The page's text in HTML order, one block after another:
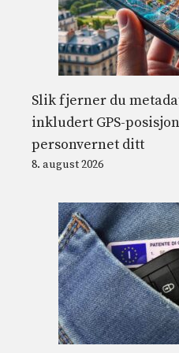
Slik fjerner du
inkludert GPS-
personvernet ditt
8. august 2026